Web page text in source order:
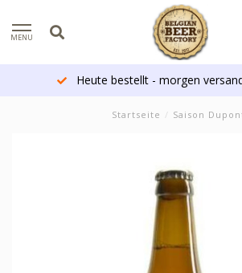
MENU
Heute bestellt - morgen
Startseite / Saison